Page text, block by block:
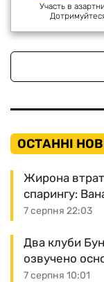
Участь в
ОСТАННІ
7 серпня 22:03
Жирона
спарингу:
7 серпня 10:01
Два клуби
озвучено